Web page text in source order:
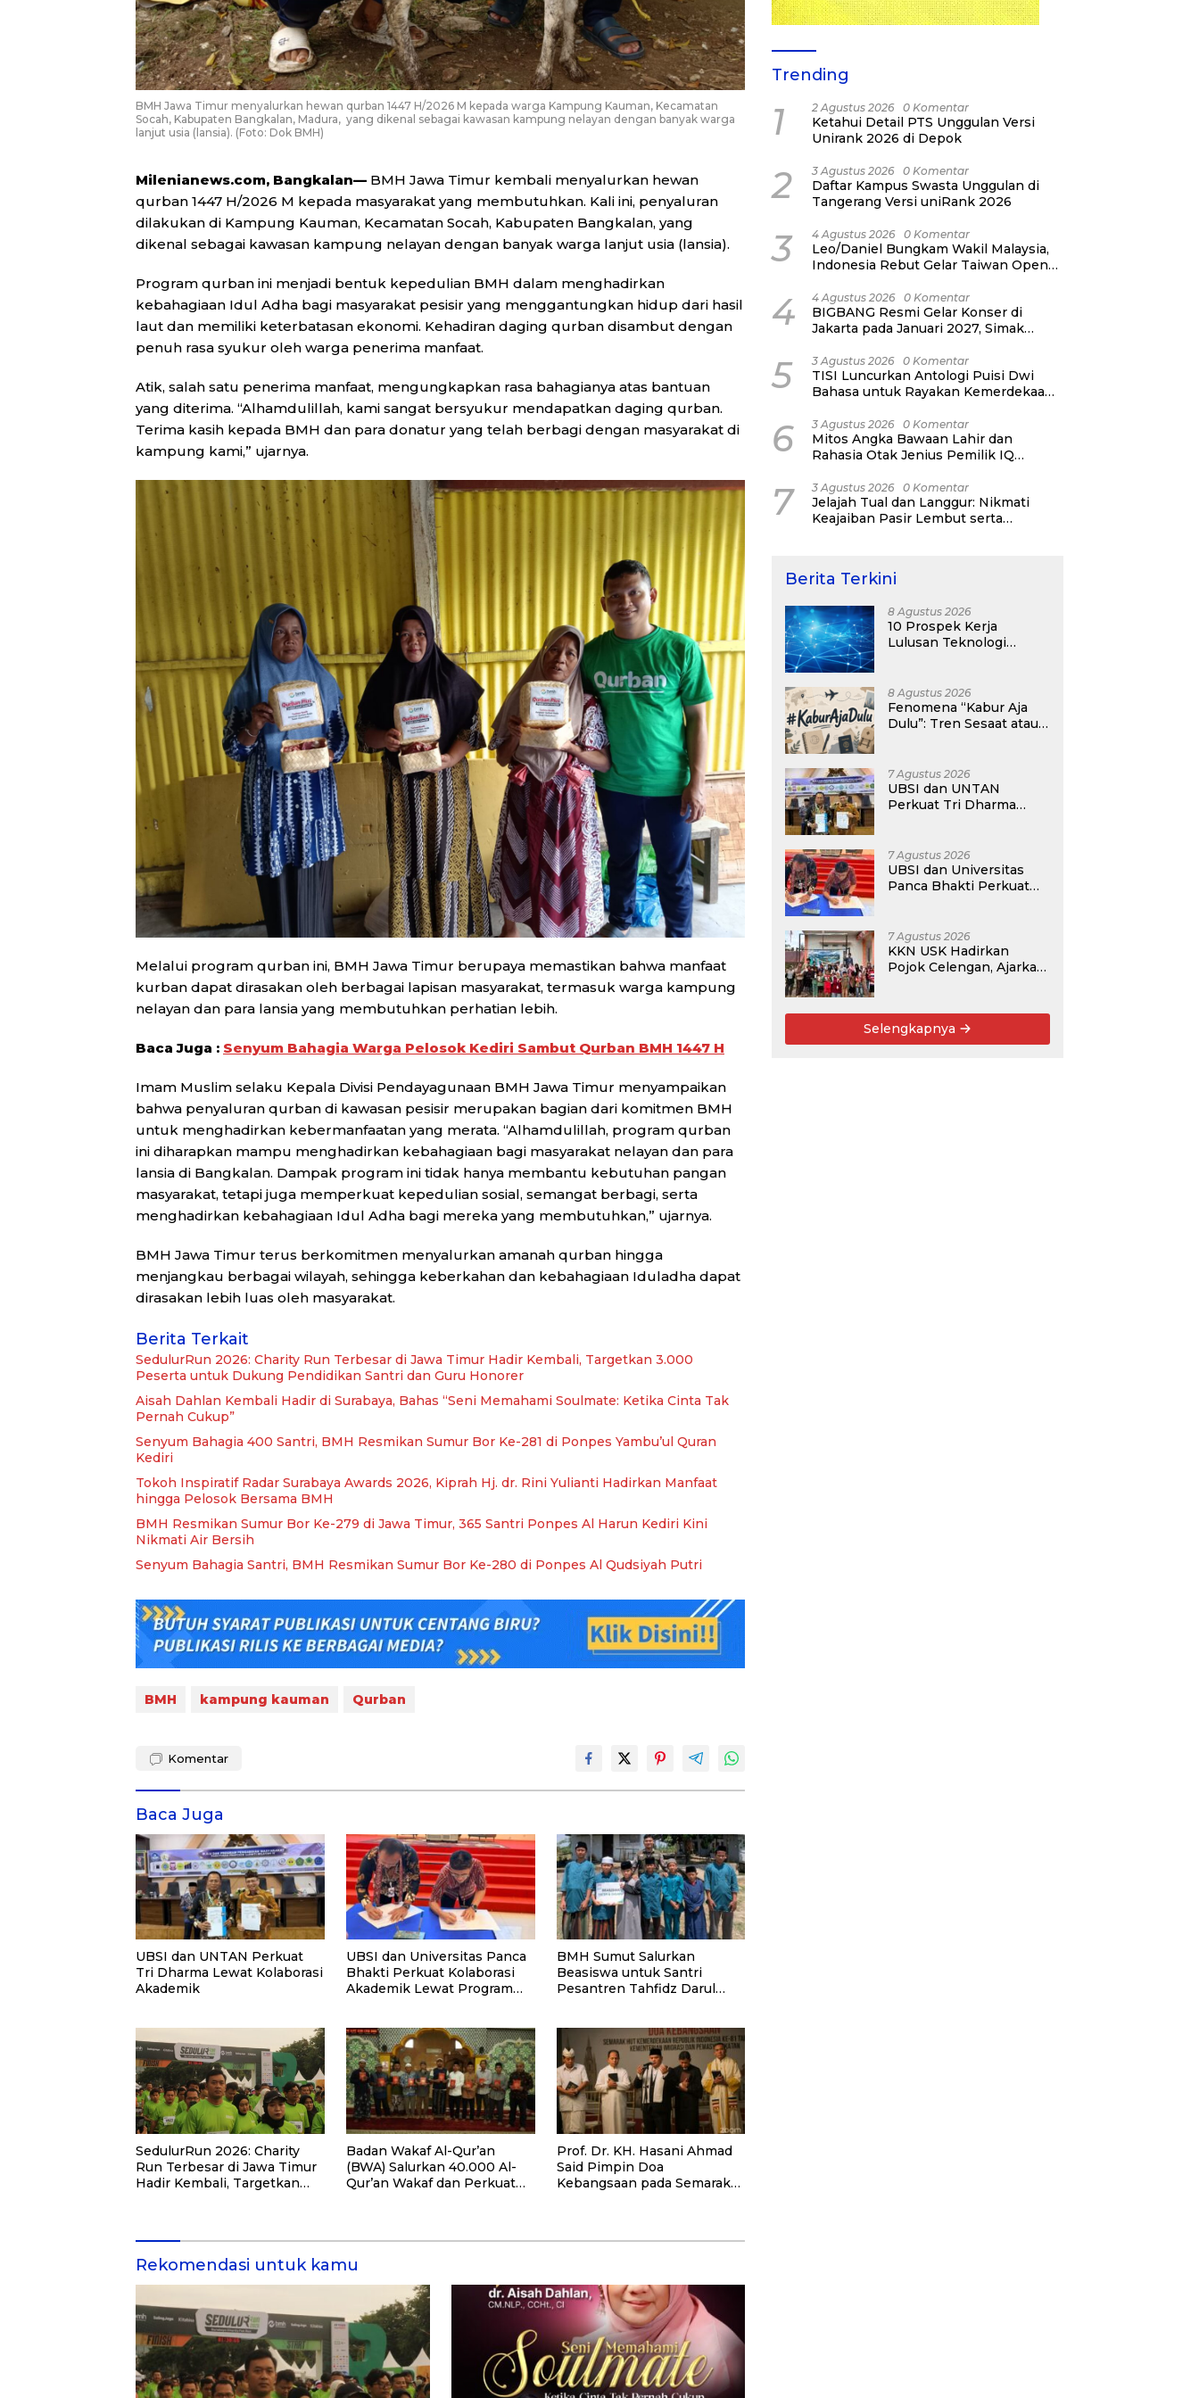
BMH Jawa Timur menyalurkan hewan qurban 1447 H/2026 M kepada warga Kampung Kauman, Kecamatan
Socah, Kabupaten Bangkalan, Madura, yang dikenal sebagai kawasan kampung nelayan dengan banyak warga
lanjut usia (lansia). (Foto: Dok BMH)
Milenianews.com, Bangkalan— BMH Jawa Timur kembali menyalurkan hewan
qurban 1447 H/2026 M kepada masyarakat yang membutuhkan. Kali ini, penyaluran
dilakukan di Kampung Kauman, Kecamatan Socah, Kabupaten Bangkalan, yang
dikenal sebagai kawasan kampung nelayan dengan banyak warga lanjut usia (lansia).
Program qurban ini menjadi bentuk kepedulian BMH dalam menghadirkan
kebahagiaan Idul Adha bagi masyarakat pesisir yang menggantungkan hidup dari hasil
laut dan memiliki keterbatasan ekonomi. Kehadiran daging qurban disambut dengan
penuh rasa syukur oleh warga penerima manfaat.
Atik, salah satu penerima manfaat, mengungkapkan rasa bahagianya atas bantuan
yang diterima. “Alhamdulillah, kami sangat bersyukur mendapatkan daging qurban.
Terima kasih kepada BMH dan para donatur yang telah berbagi dengan masyarakat di
kampung kami,” ujarnya.
Melalui program qurban ini, BMH Jawa Timur berupaya memastikan bahwa manfaat
kurban dapat dirasakan oleh berbagai lapisan masyarakat, termasuk warga kampung
nelayan dan para lansia yang membutuhkan perhatian lebih.
Baca Juga : Senyum Bahagia Warga Pelosok Kediri Sambut Qurban BMH 1447 H
Imam Muslim selaku Kepala Divisi Pendayagunaan BMH Jawa Timur menyampaikan
bahwa penyaluran qurban di kawasan pesisir merupakan bagian dari komitmen BMH
untuk menghadirkan kebermanfaatan yang merata. “Alhamdulillah, program qurban
ini diharapkan mampu menghadirkan kebahagiaan bagi masyarakat nelayan dan para
lansia di Bangkalan. Dampak program ini tidak hanya membantu kebutuhan pangan
masyarakat, tetapi juga memperkuat kepedulian sosial, semangat berbagi, serta
menghadirkan kebahagiaan Idul Adha bagi mereka yang membutuhkan,” ujarnya.
BMH Jawa Timur terus berkomitmen menyalurkan amanah qurban hingga
menjangkau berbagai wilayah, sehingga keberkahan dan kebahagiaan Iduladha dapat
dirasakan lebih luas oleh masyarakat.
Berita Terkait
SedulurRun 2026: Charity Run Terbesar di Jawa Timur Hadir Kembali, Targetkan 3.000
Peserta untuk Dukung Pendidikan Santri dan Guru Honorer
Aisah Dahlan Kembali Hadir di Surabaya, Bahas “Seni Memahami Soulmate: Ketika Cinta Tak
Pernah Cukup”
Senyum Bahagia 400 Santri, BMH Resmikan Sumur Bor Ke-281 di Ponpes Yambu’ul Quran
Kediri
Tokoh Inspiratif Radar Surabaya Awards 2026, Kiprah Hj. dr. Rini Yulianti Hadirkan Manfaat
hingga Pelosok Bersama BMH
BMH Resmikan Sumur Bor Ke-279 di Jawa Timur, 365 Santri Ponpes Al Harun Kediri Kini
Nikmati Air Bersih
Senyum Bahagia Santri, BMH Resmikan Sumur Bor Ke-280 di Ponpes Al Qudsiyah Putri
BMH kampung kauman Qurban
Komentar
Baca Juga
UBSI dan UNTAN Perkuat
Tri Dharma Lewat Kolaborasi
Akademik
UBSI dan Universitas Panca
Bhakti Perkuat Kolaborasi
Akademik Lewat Program
BMH Sumut Salurkan
Beasiswa untuk Santri
Pesantren Tahfidz Darul
SedulurRun 2026: Charity
Run Terbesar di Jawa Timur
Hadir Kembali, Targetkan
Badan Wakaf Al-Qur’an
(BWA) Salurkan 40.000 Al-
Qur’an Wakaf dan Perkuat
Prof. Dr. KH. Hasani Ahmad
Said Pimpin Doa
Kebangsaan pada Semarak
Rekomendasi untuk kamu
Trending
1 2 Agustus 2026 0 Komentar
Ketahui Detail PTS Unggulan Versi
Unirank 2026 di Depok
2 3 Agustus 2026 0 Komentar
Daftar Kampus Swasta Unggulan di
Tangerang Versi uniRank 2026
3 4 Agustus 2026 0 Komentar
Leo/Daniel Bungkam Wakil Malaysia,
Indonesia Rebut Gelar Taiwan Open
4 4 Agustus 2026 0 Komentar
BIGBANG Resmi Gelar Konser di
Jakarta pada Januari 2027, Simak
5 3 Agustus 2026 0 Komentar
TISI Luncurkan Antologi Puisi Dwi
Bahasa untuk Rayakan Kemerdekaan
6 3 Agustus 2026 0 Komentar
Mitos Angka Bawaan Lahir dan
Rahasia Otak Jenius Pemilik IQ
7 3 Agustus 2026 0 Komentar
Jelajah Tual dan Langgur: Nikmati
Keajaiban Pasir Lembut serta
Berita Terkini
8 Agustus 2026
10 Prospek Kerja
Lulusan Teknologi
Kompetitif di Era Digital
8 Agustus 2026
Fenomena “Kabur Aja
Dulu”: Tren Sesaat atau
Depan?
7 Agustus 2026
UBSI dan UNTAN
Perkuat Tri Dharma
7 Agustus 2026
UBSI dan Universitas
Panca Bhakti Perkuat
7 Agustus 2026
KKN USK Hadirkan
Pojok Celengan, Ajarkan
Selengkapnya